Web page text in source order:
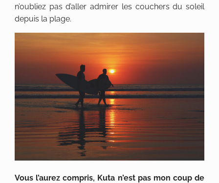
n’oubliez pas d’aller admirer les couchers du soleil
depuis la plage.
Vous l’aurez compris, Kuta n’est pas mon coup de